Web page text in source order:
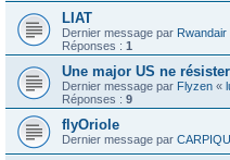
LIAT
Dernier message par
Réponses : 1
Une major US ne
Dernier message par Flyzen «
Réponses : 9
flyOriole
Dernier message par